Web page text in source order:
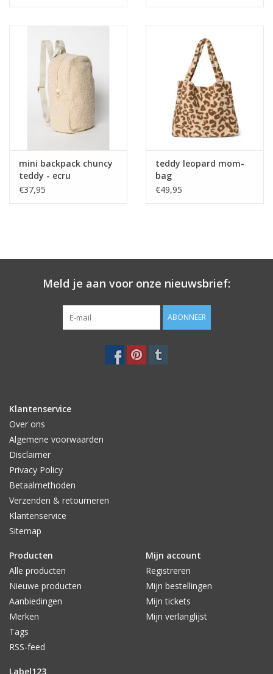
mini backpack chuncy
teddy - ecru
€37,95
teddy leopard mom-
bag
€49,95
Meld je aan voor onze nieuwsbrief:
ABONNEER
Klantenservice
Over ons
Algemene voorwaarden
Disclaimer
Privacy Policy
Betaalmethoden
Verzenden & retourneren
Klantenservice
Sitemap
Producten
Alle producten
Nieuwe producten
Aanbiedingen
Merken
Tags
RSS-feed
Mijn account
Registreren
Mijn bestellingen
Mijn tickets
Mijn verlanglijst
Label123